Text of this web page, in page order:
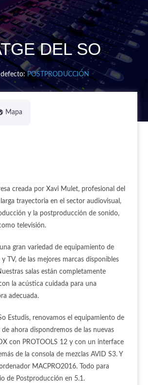
DEL SO
defecto:POSTPRODUCCIÓN
Mapa
creada por Xavi Mulet, profesional del
trayectoria en el sector audiovisual,
y la postproducción de sonido,
televisión.
gran variedad de equipamiento de
TV, de las mejores marcas disponibles
salas están completamente
la acústica cuidada para una
adecuada.
Estudis, renovamos el equipamiento de
de ahora dispondremos de las nuevas
con PROTOOLS 12 y con un interface
de la consola de mezclas AVID S3. Y
MACPRO2016. Todo para
de Postproducción en 5.1.